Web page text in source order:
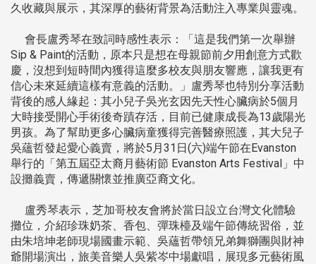
久收藏與展示，其深厚的藝術背景為活動注入專業與靈魂。
會長盧秀琴在致詞時感性表示：「這是我們第一次舉辦
Sip & Paint的活動，原本只是想在母親節前夕用創意方式歡
慶，沒想到短時間內獲得這麼多校友與朋友響應，讓我更有
信心未來延續這樣有意義的活動。」盧秀琴也特別分享活動
背後的感人緣起：其小兒子吳光玄因先天性心臟病於5個月
大時接受開心手術後奇蹟存活，目前已健康成長為13歲陽光
男孩。為了幫助更多心臟病童獲得完善醫療照護，其大兒子
吳蘊哲發起愛心義賣，將於5月31日(六)端午節在Evanston
舉行的「第五屆亞太裔月藝術節 Evanston Arts Festival」中
設攤義賣，傳遞關懷並推廣亞裔文化。
盧秀琴表示，芝加哥校友會將於當日設立台灣文化體驗
攤位，介紹珍珠奶茶、香包、彈珠檯及端午節傳統習俗，並
由朱培坤老師現場國畫示範、吳蘊哲帶領兄弟舞獅團與財神
爺開場演出，旅美音樂人吳紫岑中場獻唱，展現多元藝術風